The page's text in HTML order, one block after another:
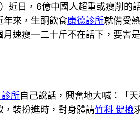
近日，6億中國人超重或瘦削的
年來，生酮飲食康德診所就備受
速瘦一二十斤不在話下，要害
所自己說話，興奮地大喊：「
，裝扮進時，對身體請竹科 健檢